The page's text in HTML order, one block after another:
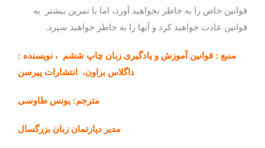
قوانین خاص را به خاطر نخواهید آورد، اما با تمرین بیشتر به
قوانین عادت خواهید کرد و آنها را به خاطر خواهید سپرد.
منبع : قوانین آموزش و یادگیری زبان چاپ ششم ، نویسنده :
داگلاس براون، انتشارات پیرسن
مترجم: یونس طاوسی
مدیر دپارتمان زبان بزرگسال